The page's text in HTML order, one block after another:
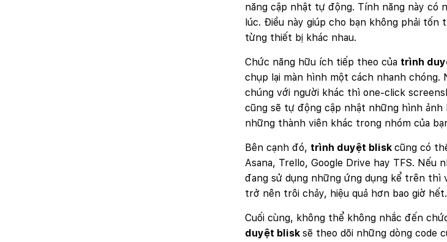
năng cập nhật tự động. Tính năng này có
lúc. Điều này giúp cho bạn không phải tốn
từng thiết bị khác nhau.
Chức năng hữu ích tiếp theo của trình
chụp lại màn hình một cách nhanh chóng.
chúng với người khác thì one-click
cũng sẽ tự động cập nhật những hình ảnh
những thành viên khác trong nhóm của
Bên cạnh đó, trình duyệt blisk cũng có
Asana, Trello, Google Drive hay TFS.
đang sử dụng những ứng dụng kể trên thì
trở nên trôi chảy, hiệu quả hơn bao giờ hết.
Cuối cùng, không thể không nhắc đến
duyệt blisk sẽ theo dõi những dòng code